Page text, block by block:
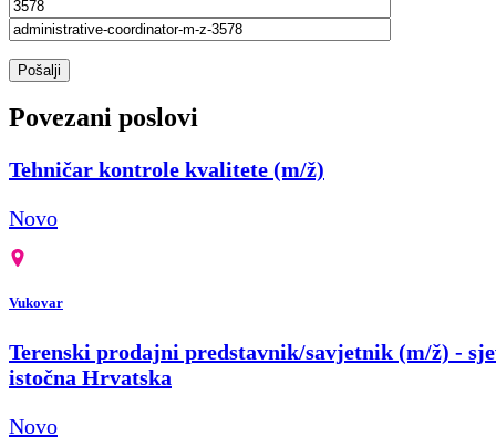
Pošalji
Povezani poslovi
Tehničar kontrole kvalitete (m/ž)
Novo
Vukovar
Terenski prodajni predstavnik/savjetnik (m/ž) -
istočna Hrvatska
Novo